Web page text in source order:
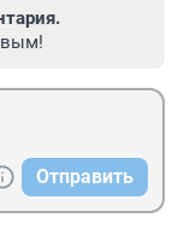
Отправить